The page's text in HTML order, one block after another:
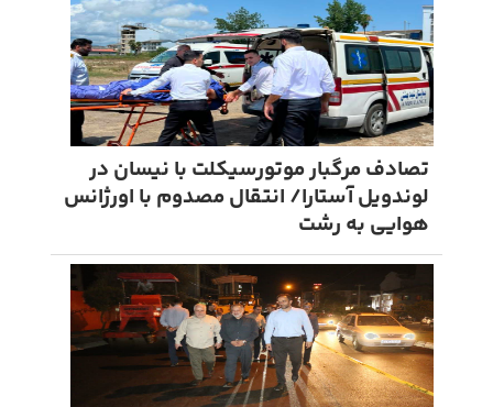
تصادف مرگبار موتورسیکلت با نیسان در
لوندویل آستارا/ انتقال مصدوم با اورژانس
هوایی به رشت